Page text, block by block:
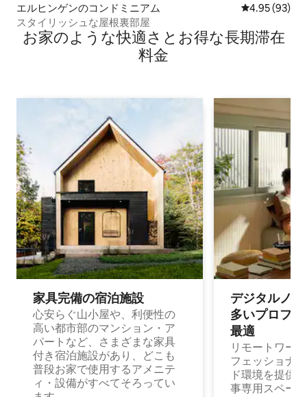
エルヒンゲンのコンドミニアム レビュー93
4.95 (93)
スタイリッシュな屋根裏部屋
お家のような快⁠適⁠さ⁠とお⁠得⁠な長⁠期⁠滞⁠在
料⁠金
家具完備の宿⁠泊⁠施⁠設
心安らぐ山小屋や、利便性の
高い都市部のマンション・ア
パートなど、さまざまな家具
付き宿泊施設があり、どこも
普段お家で使用するアメニテ
ィ・設備がすべてそろってい
デジタルノ
多⁠いプ⁠ロ⁠フ⁠
最⁠適
リモートワー
フェッショナ
ド環境を提供
事専用スペー